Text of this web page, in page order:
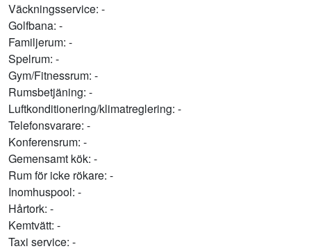
Väckningsservice: -
Golfbana: -
Familjerum: -
Spelrum: -
Gym/Fitnessrum: -
Rumsbetjäning: -
Luftkonditionering/klimatreglering: -
Telefonsvarare: -
Konferensrum: -
Gemensamt kök: -
Rum för icke rökare: -
Inomhuspool: -
Hårtork: -
Kemtvätt: -
Taxi service: -